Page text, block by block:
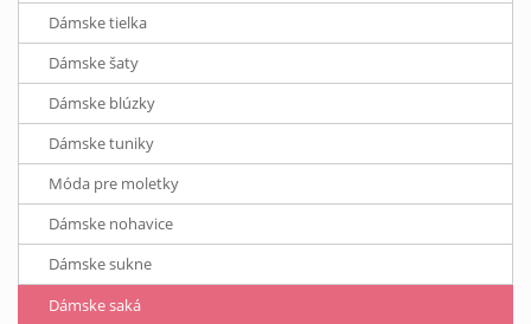
Dámske tielka
Dámske šaty
Dámske blúzky
Dámske tuniky
Móda pre moletky
Dámske nohavice
Dámske sukne
Dámske saká